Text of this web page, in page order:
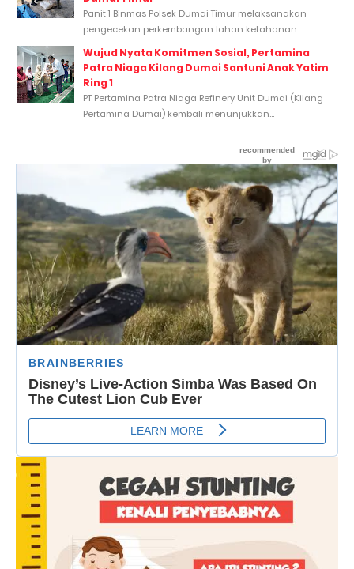
Panit 1 Binmas Polsek Dumai Timur melaksanakan
pengecekan perkembangan lahan ketahanan...
Wujud Nyata Komitmen Sosial, Pertamina
Patra Niaga Kilang Dumai Santuni Anak Yatim
Ring 1
PT Pertamina Patra Niaga Refinery Unit Dumai (Kilang
Pertamina Dumai) kembali menunjukkan...